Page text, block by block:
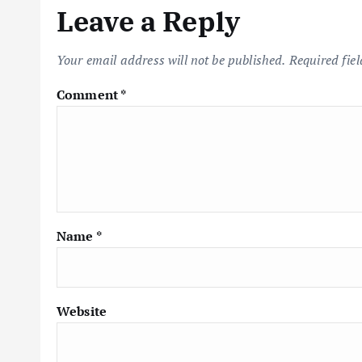
Leave a Reply
Your email address will not be published. Required
Comment*
Name *
Website